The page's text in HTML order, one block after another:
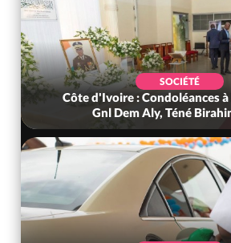
SOCIÉTÉ
Côte d'Ivoire : Condoléances
Gnl Dem Aly, Téné